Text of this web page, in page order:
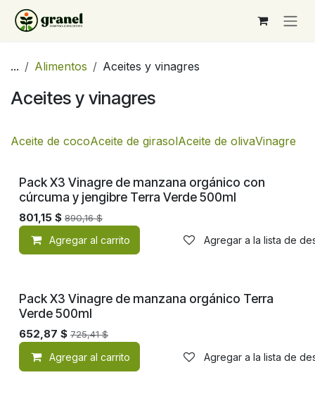
Ir al contenido
... Alimentos Aceites y vinagres
Aceites y vinagres
Aceite de cocoAceite de girasolAceite de olivaVinagre
Pack X3 Vinagre de manzana orgánico con
cúrcuma y jengibre Terra Verde 500ml
801,15 $ 890,16$
Agregar al carrito Agregar a la lista de
Pack X3 Vinagre de manzana orgánico Terra
Verde 500ml
652,87 $ 725,41$
Agregar al carrito Agregar a la lista de